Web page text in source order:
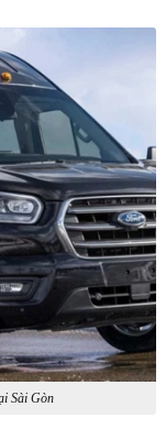
Sài Gòn